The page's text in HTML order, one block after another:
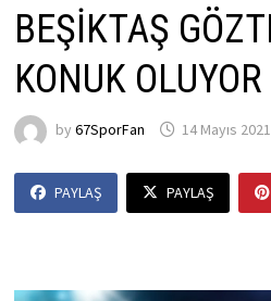
BEŞİKTAŞ
KONUK OLUYOR
by 67SporFan 14 Mayıs 2021
PAYLAŞ PAYLAŞ